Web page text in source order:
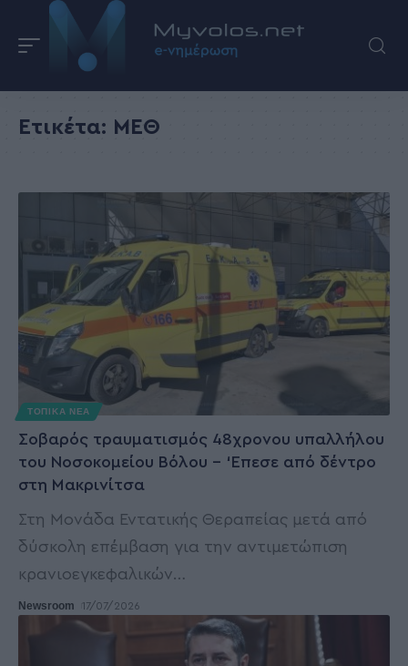
Ετικέτα: ΜΕΘ
ΤΟΠΙΚΑ ΝΕΑ
Σοβαρός τραυματισμός 48χρονου υπαλλήλου
του Νοσοκομείου Βόλου – ‘Επεσε από δέντρο
στη Μακρινίτσα
Στη Μονάδα Εντατικής Θεραπείας μετά από
δύσκολη επέμβαση για την αντιμετώπιση
κρανιοεγκεφαλικών…
Newsroom 17/07/2026